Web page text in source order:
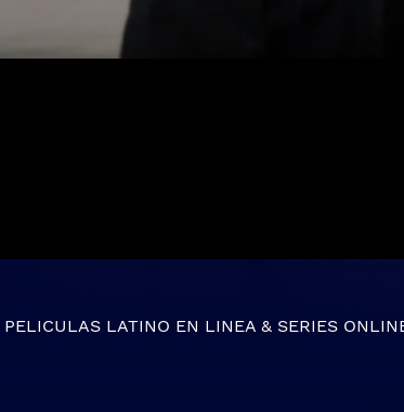
PELICULAS LATINO EN LINEA& SERIES